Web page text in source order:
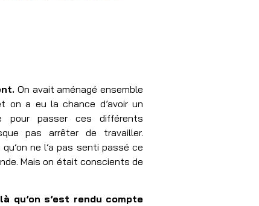
On avait aménagé ensemble
on a eu la chance d’avoir un
pour passer ces différents
pas arrêter de travailler.
ne l’a pas senti passé ce
Mais on était conscients de
qu’on s’est rendu compte